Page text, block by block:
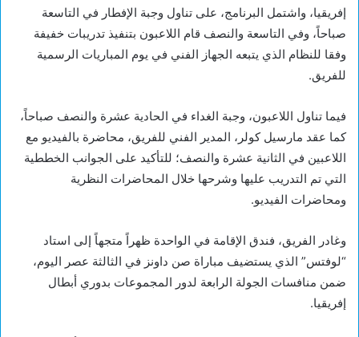
إفريقيا، واشتمل البرنامج، على تناول وجبة الإفطار في التاسعة
صباحاً، وفي التاسعة والنصف قام اللاعبون بتنفيذ تدريبات خفيفة
وفقا للنظام الذي يتبعه الجهاز الفني في يوم المباريات الرسمية
للفريق.
فيما تناول اللاعبون، وجبة الغداء في الحادية عشرة والنصف صباحاً،
كما عقد مارسيل كولر، المدير الفني للفريق، محاضرة بالفيديو مع
اللاعبين في الثانية عشرة والنصف؛ للتأكيد على الجوانب الخططية
التي تم التدريب عليها وشرحها خلال المحاضرات النظرية
ومحاضرات الفيديو.
وغادر الفريق، فندق الإقامة في الواحدة ظهراً متجهاً إلى استاد
“لوفتس” الذي يستضيف مباراة صن داونز في الثالثة عصر اليوم،
ضمن منافسات الجولة الرابعة لدور المجموعات بدوري أبطال
إفريقيا.